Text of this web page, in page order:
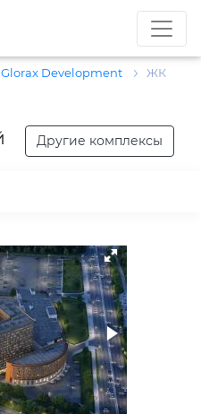
Glorax Development
ЖК
Другие комплексы